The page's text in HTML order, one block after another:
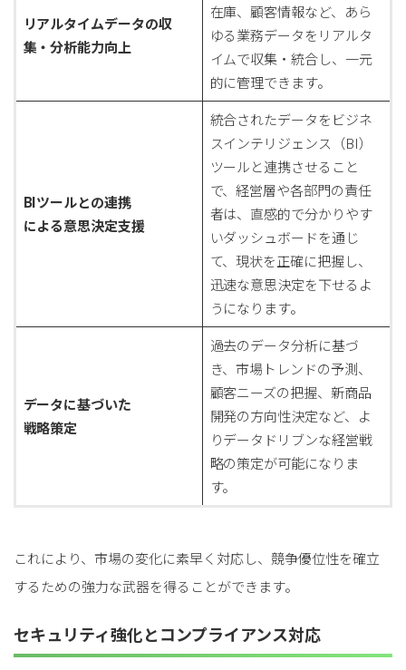
リアルタイムデータの収
集・分析能力向上
在庫、顧客情報など、あら
ゆる業務データをリアルタ
イムで収集・統合し、一元
的に管理できます。
BIツールとの連携
による意思決定支援
統合されたデータをビジネ
スインテリジェンス（BI）
ツールと連携させること
で、経営層や各部門の責任
者は、直感的で分かりやす
いダッシュボードを通じ
て、現状を正確に把握し、
迅速な意思決定を下せるよ
うになります。
データに基づいた
戦略策定
過去のデータ分析に基づ
き、市場トレンドの予測、
顧客ニーズの把握、新商品
開発の方向性決定など、よ
りデータドリブンな経営戦
略の策定が可能になりま
す。
これにより、市場の変化に素早く対応し、競争優位性を確立
するための強力な武器を得ることができます。
セキュリティ強化とコンプライアンス対応